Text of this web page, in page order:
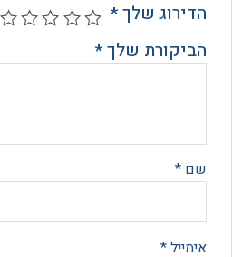
שלך*
שלך*